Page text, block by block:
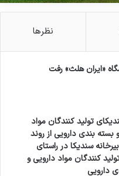
نظرها
«ایران هلث» رفت
تولید کنندگان مواد
بسته بندی دارویی از روند
سندیکا در راستای
کنندگان مواد دارویی و
دارویی